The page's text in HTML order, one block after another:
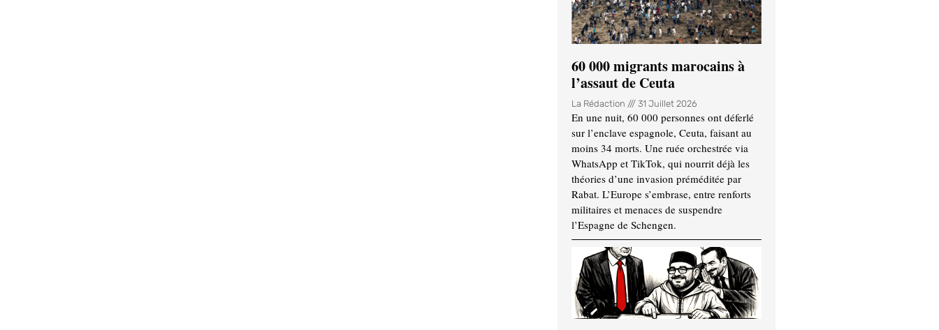
60 000 migrants marocains à
l’assaut de Ceuta
La Rédaction 31 Juillet 2026
En une nuit, 60 000 personnes ont déferlé
sur l’enclave espagnole, Ceuta, faisant au
moins 34 morts. Une ruée orchestrée via
WhatsApp et TikTok, qui nourrit déjà les
théories d’une invasion préméditée par
Rabat. L’Europe s’embrase, entre renforts
militaires et menaces de suspendre
l’Espagne de Schengen.